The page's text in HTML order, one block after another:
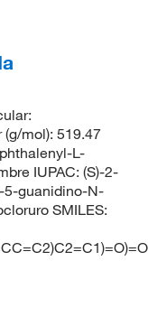
mol): 519.47
L-
IUPAC: (S)-2-
5-guanidino-N-
SMILES: